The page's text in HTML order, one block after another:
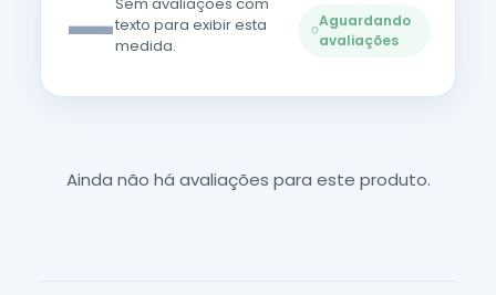
—texto para exibir esta
medida.
Aguardando
avaliações
Ainda não há avaliações para este produto.